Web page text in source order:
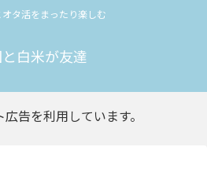
タ活をまったり楽しむ
白米が友達
告を利用しています。